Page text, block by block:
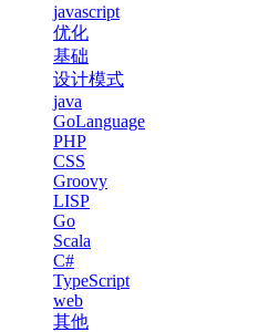
javascript
优化
基础
设计模式
java
GoLanguage
PHP
CSS
Groovy
LISP
Go
Scala
C#
TypeScript
web
其他